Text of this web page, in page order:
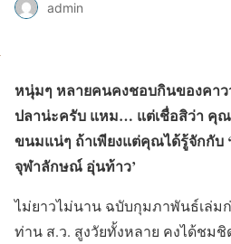
admin
หนุ่มๆ หลายคนคงชอบกินของค
ปลาน่ะครับ แหม… แต่เชื่อสิว่า คุ
ขนมแน่ๆ ถ้าเพียงแต่คุณได้รู้จักกับ
จุฬาลักษณ์ อุ่นท้าว’
ไม่ยาวไม่นาน ฉบับกุมภาพันธ์เล่ม
ท่าน ส.ว. สูงวัยทั้งหลาย คงได้ชม